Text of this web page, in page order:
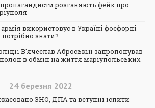
пропагандисти розганяють фейк про
використовує в Україні фосфорні
знати?
В'ячеслав Аброськін запропонував
в обмін на життя маріупольських
24 березня 2022
ЗНО, ДПА та вступні іспити